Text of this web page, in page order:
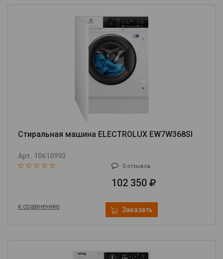
Стиральная машина ELECTROLUX EW7W368SI
Арт. 10610993
0 отзывов
102 350
к сравнению Заказать